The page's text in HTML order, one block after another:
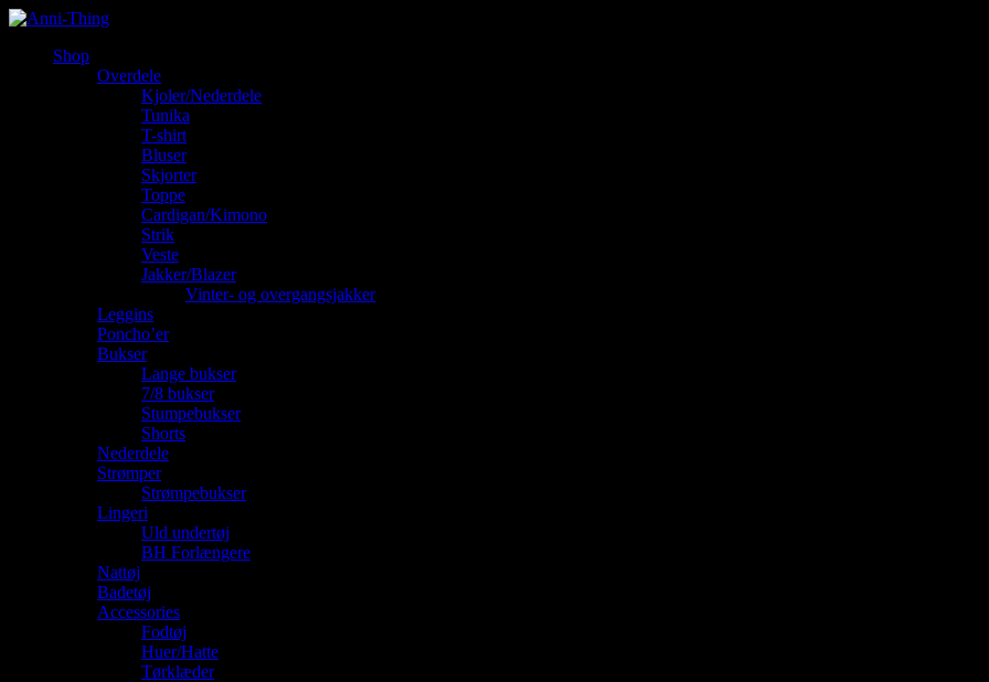
Shop
Overdele
Kjoler/Nederdele
Tunika
T-shirt
Bluser
Skjorter
Toppe
Cardigan/Kimono
Strik
Veste
Jakker/Blazer
Vinter- og overgangsjakker
Leggins
Poncho’er
Bukser
Lange bukser
7/8 bukser
Stumpebukser
Shorts
Nederdele
Strømper
Strømpebukser
Lingeri
Uld undertøj
BH Forlængere
Nattøj
Badetøj
Accessories
Fodtøj
Huer/Hatte
Tørklæder